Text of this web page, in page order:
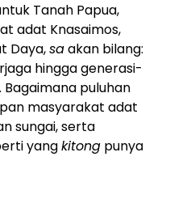
Tanah Papua,
adat Knasaimos,
Daya,saakan bilang:
hingga generasi-
puluhan
masyarakat adat
sungai, serta
yangkitong punya